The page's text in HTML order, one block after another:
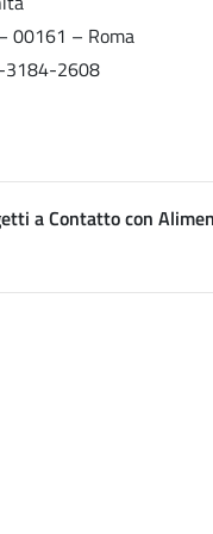
00161 – Roma
3184-2608
a Contatto con